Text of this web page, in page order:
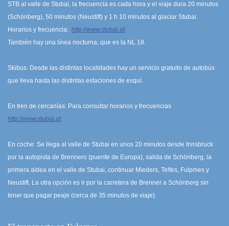
STB al valle de Stubai, la frecuencia es cada hora y el viaje dura 20 minutos
(Schönberg), 50 minutos (Neustift) y 1 h 10 minutos al glaciar Stubai.
Horarios y frecuencia: http://www.stubai.at
También hay una línea nocturna, que es la NL 18.
Skibus: Desde las distintas localidades hay un servicio gratuito de autobús
que lleva hasta las distintas estaciones de esquí.
En tren de cercanías: Para consultar horarios y frecuencias
http://www.stubai.at
En coche: Se llega al valle de Stubai en unos 20 minutos desde Innsbruck
por la autopista de Brennero (puente de Europa), salida de Schönberg, la
primera aldea en el valle de Stubai, continuar Mieders, Telfes, Fulpmes y
Neustift. La otra opción es ir por la carretera de Brenner a Schönberg sin
tener que pagar peaje (cerca de 35 minutos de viaje).